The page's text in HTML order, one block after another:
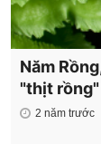
Năm
"thịt rồng"
2 năm trước